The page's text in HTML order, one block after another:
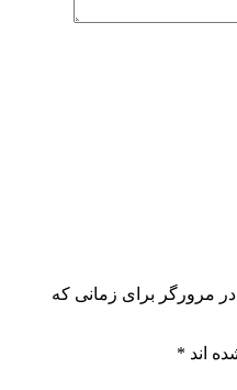
مرورگر برای زمانی که
اند *